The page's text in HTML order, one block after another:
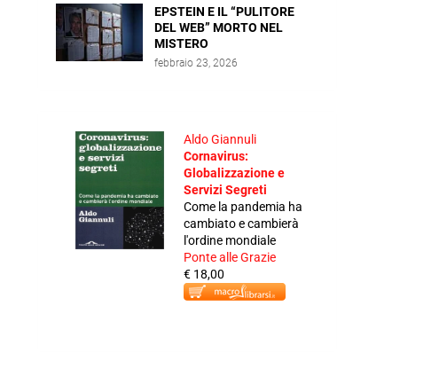
EPSTEIN E IL “PULITORE
DEL WEB” MORTO NEL
MISTERO
febbraio 23, 2026
Aldo Giannuli
Cornavirus:
Globalizzazione e
Servizi Segreti
Come la pandemia ha
cambiato e cambierà
l'ordine mondiale
Ponte alle Grazie
€ 18,00